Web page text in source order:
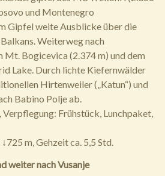
und Montenegro
Gipfel weite Ausblicke über die
Weiterweg nach
Bogicevica (2.374 m) und dem
Lake. Durch lichte Kiefernwälder
Hirtenweiler („Katun“) und
Babino Polje ab.
Frühstück, Lunchpaket,
m, Gehzeit ca. 5,5 Std.
weiter nach Vusanje